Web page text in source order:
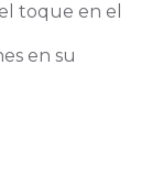
toque en el
en su